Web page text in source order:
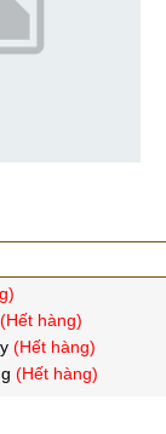
(Hết hàng)
(Hết hàng)
(Hết hàng)